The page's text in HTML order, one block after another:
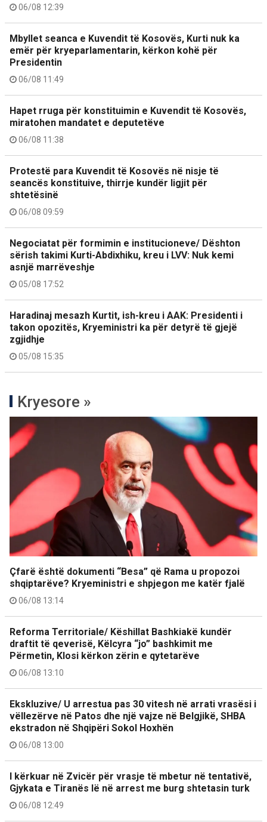
06/08 12:39
Mbyllet seanca e Kuvendit të Kosovës, Kurti nuk ka
emër për kryeparlamentarin, kërkon kohë për
Presidentin
06/08 11:49
Hapet rruga për konstituimin e Kuvendit të Kosovës,
miratohen mandatet e deputetëve
06/08 11:38
Protestë para Kuvendit të Kosovës në nisje të
seancës konstituive, thirrje kundër ligjit për
shtetësinë
06/08 09:59
Negociatat për formimin e institucioneve/ Dështon
sërish takimi Kurti-Abdixhiku, kreu i LVV: Nuk kemi
asnjë marrëveshje
05/08 17:52
Haradinaj mesazh Kurtit, ish-kreu i AAK: Presidenti i
takon opozitës, Kryeministri ka për detyrë të gjejë
zgjidhje
05/08 15:35
Kryesore »
Çfarë është dokumenti “Besa” që Rama u propozoi
shqiptarëve? Kryeministri e shpjegon me katër fjalë
06/08 13:14
Reforma Territoriale/ Këshillat Bashkiakë kundër
draftit të qeverisë, Këlcyra “jo” bashkimit me
Përmetin, Klosi kërkon zërin e qytetarëve
06/08 13:10
Ekskluzive/ U arrestua pas 30 vitesh në arrati vrasësi i
vëllezërve në Patos dhe një vajze në Belgjikë, SHBA
ekstradon në Shqipëri Sokol Hoxhën
06/08 13:00
I kërkuar në Zvicër për vrasje të mbetur në tentativë,
Gjykata e Tiranës lë në arrest me burg shtetasin turk
06/08 12:49